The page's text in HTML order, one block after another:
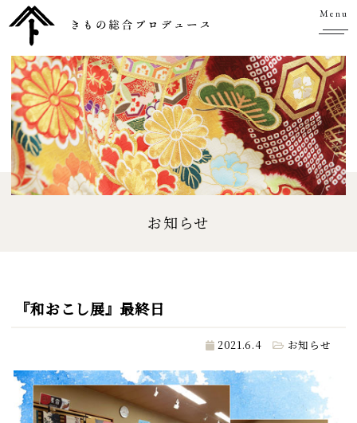
Menu
お知らせ
『和おこし展』最終日
2021.6.4 お知らせ